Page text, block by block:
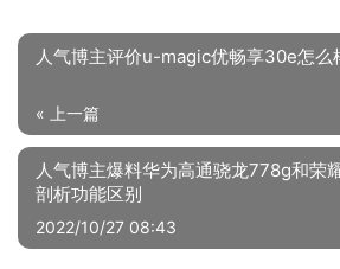
人气博主评价u-magic优畅享30e怎么
« 上一篇
人气博主爆料华为高通骁龙778g和荣
剖析功能区别
2022/10/27 08:43